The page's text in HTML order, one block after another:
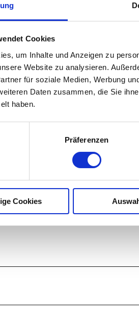
Cookies
um Inhalte und Anzeigen zu
Website zu analysieren.
für soziale Medien, Werbung
Daten zusammen, die Sie
haben.
Präferenzen
Cookies
Eschenlohe und